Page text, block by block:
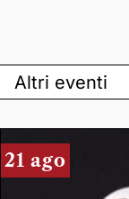
Altri eventi
21 ago